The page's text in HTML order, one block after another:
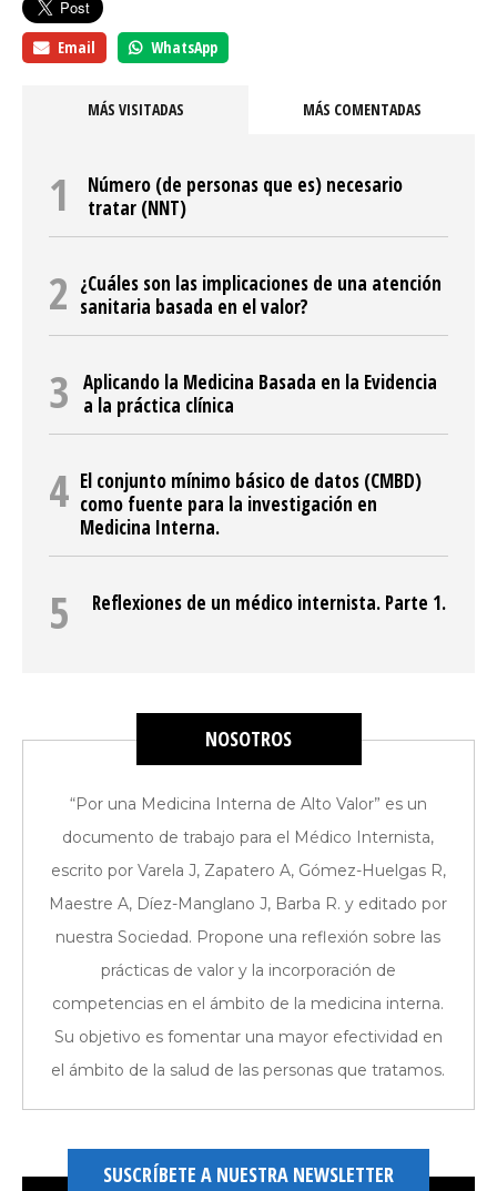
Email WhatsApp
MÁS VISITADAS MÁS COMENTADAS
Número (de personas que es) necesario
tratar (NNT)
¿Cuáles son las implicaciones de una atención
sanitaria basada en el valor?
Aplicando la Medicina Basada en la Evidencia
a la práctica clínica
El conjunto mínimo básico de datos (CMBD)
como fuente para la investigación en
Medicina Interna.
Reflexiones de un médico internista. Parte 1.
NOSOTROS
“Por una Medicina Interna de Alto Valor” es un
documento de trabajo para el Médico Internista,
escrito por Varela J, Zapatero A, Gómez-Huelgas R,
Maestre A, Díez-Manglano J, Barba R. y editado por
nuestra Sociedad. Propone una reflexión sobre las
prácticas de valor y la incorporación de
competencias en el ámbito de la medicina interna.
Su objetivo es fomentar una mayor efectividad en
el ámbito de la salud de las personas que tratamos.
SUSCRÍBETE A NUESTRA NEWSLETTER